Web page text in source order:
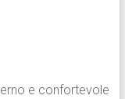
e confortevole